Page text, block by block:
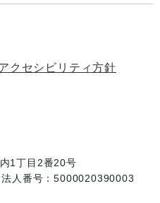
クセシビリティ方針
1丁目2番20号
法人番号：5000020390003